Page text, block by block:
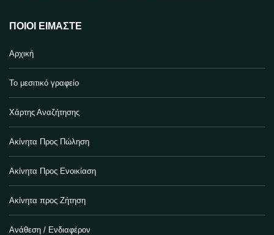
ΠΟΙΟΙ ΕΊΜΑΣΤΕ
Αρχική
Το μεσιτικό γραφείο
Χάρτης Αναζήτησης
Ακίνητα Προς Πώληση
Ακίνητα Προς Ενοικίαση
Ακίνητα προς Ζήτηση
Ανάθεση / Ενδιαφέρον